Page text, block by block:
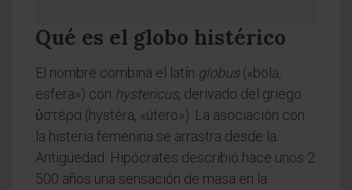
Qué es el globo histérico
El nombre combina el latín globus(«bola,
esfera») con hystericus, derivado del griego
ὑστέρα (hystéra, «útero»). La asociación con
la histeria femenina se arrastra desde la
Antigüedad: Hipócrates describió hace unos 2
500 años una sensación de masa en la